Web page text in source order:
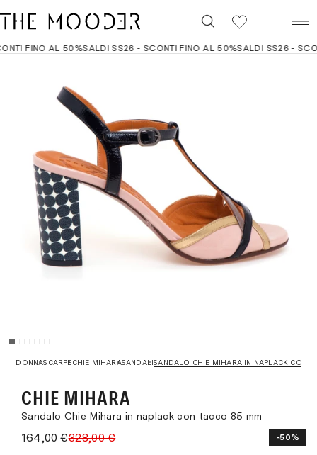
FINO AL 50%SALDI SS26 - SCONTI FINO AL 50%SALDI SS26 -
DONNASCARPECHIE MIHARASANDALISANDALO CHIE MIHARA IN NAPLACK CON
CHIE MIHARA
Sandalo Chie Mihara in naplack con tacco 85 mm
164,00 €328,00 € -50%